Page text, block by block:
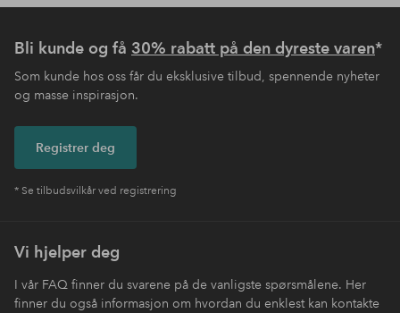
Bli kunde og få 30% rabatt på den dyreste varen*
Som kunde hos oss får du eksklusive tilbud, spennende nyheter
og masse inspirasjon.
Registrer deg
* Se tilbudsvilkår ved registrering
Vi hjelper deg
I vår FAQ finner du svarene på de vanligste spørsmålene. Her
finner du også informasjon om hvordan du enklest kan kontakte